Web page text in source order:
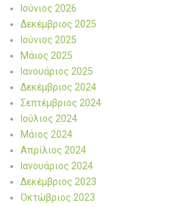
Ιούνιος 2026
Δεκέμβριος 2025
Ιούνιος 2025
Μάιος 2025
Ιανουάριος 2025
Δεκέμβριος 2024
Σεπτέμβριος 2024
Ιούλιος 2024
Μάιος 2024
Απρίλιος 2024
Ιανουάριος 2024
Δεκέμβριος 2023
Οκτώβριος 2023